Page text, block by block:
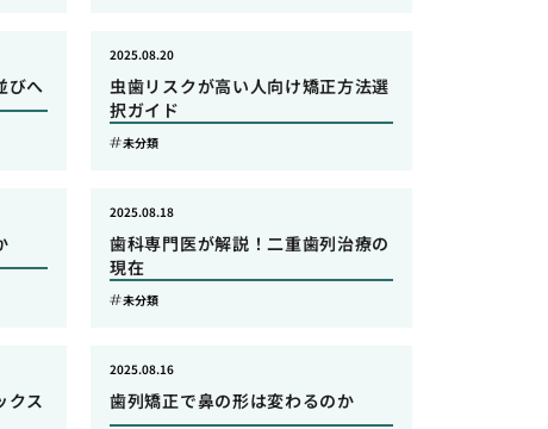
びへ
虫歯リスクが高い人向け矯正方法選
択ガイド
2025.08.20
未分類
歯科専門医が解説！二重歯列治療の
現在
2025.08.18
未分類
クス
歯列矯正で鼻の形は変わるのか
2025.08.16